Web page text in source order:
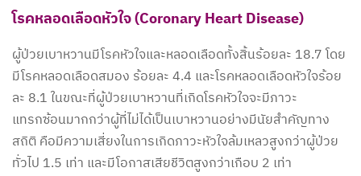
โรคหลอดเลือดหัวใจ (Coronary Heart Disease)
ผู้ป่วยเบาหวานมีโรคหัวใจและหลอดเลือดทั้งสิ้นร้อยละ 18.7 โดย
มีโรคหลอดเลือดสมอง ร้อยละ 4.4 และโรคหลอดเลือดหัวใจร้อย
ละ 8.1 ในขณะที่ผู้ป่วยเบาหวานที่เกิดโรคหัวใจจะมีภาวะ
แทรกซ้อนมากกว่าผู้ที่ไม่ได้เป็นเบาหวานอย่างมีนัยสำคัญทาง
สถิติ คือมีความเสี่ยงในการเกิดภาวะหัวใจล้มเหลวสูงกว่าผู้ป่วย
ทั่วไป 1.5 เท่า และมีโอกาสเสียชีวิตสูงกว่าเกือบ 2 เท่า